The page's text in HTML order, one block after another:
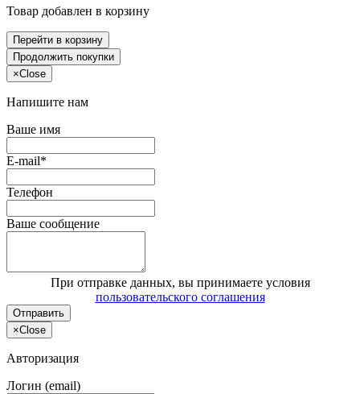
Товар добавлен в корзину
Перейти в корзину
Продолжить покупки
×Close
Напишите нам
Ваше имя
E-mail*
Телефон
Ваше сообщение
При отправке данных, вы принимаете условия
пользовательского соглашения
Отправить
×Close
Авторизация
Логин (email)